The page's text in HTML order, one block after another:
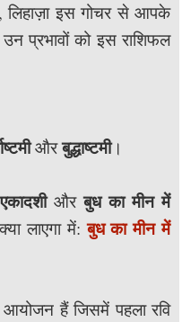
लिहाज़ा इस गोचर से आपके
प्रभावों को इस राशिफल
औरबुद्धाष्टमी।
औरबुध का मीन में
लाएगा में:बुध का मीन में
हैं जिसमें पहला रवि